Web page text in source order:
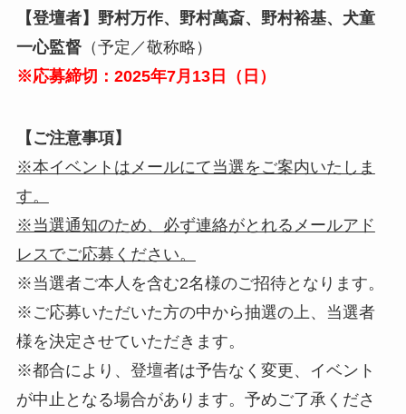
【登壇者】野村万作、野村萬斎、野村裕基、犬童
一心監督（予定／敬称略）
※応募締切：2025年7月13日（日）
【ご注意事項】
※本イベントはメールにて当選をご案内いたしま
す。
※当選通知のため、必ず連絡がとれるメールアド
レスでご応募ください。
※当選者ご本人を含む2名様のご招待となります。
※ご応募いただいた方の中から抽選の上、当選者
様を決定させていただきます。
※都合により、登壇者は予告なく変更、イベント
が中止となる場合があります。予めご了承くださ